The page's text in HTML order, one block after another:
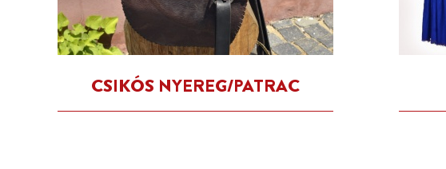
CSIKÓS NYEREG/PATRAC